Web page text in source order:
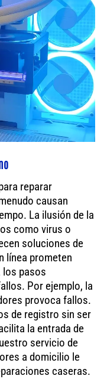
reparar
causan
La ilusión de la
como virus o
soluciones de
línea prometen
los pasos
Por ejemplo, la
provoca fallos.
de registro sin ser
la entrada de
servicio de
a domicilio le
caseras.